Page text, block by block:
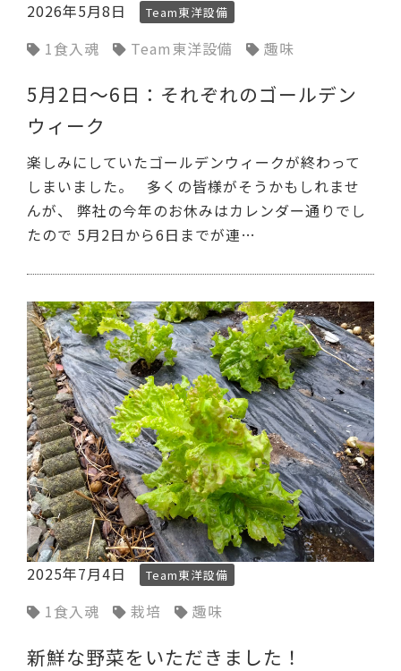
2026年5月8日 Team東洋設備
1食入魂 Team東洋設備 趣味
5月2日～6日：それぞれのゴールデン
ウィーク
楽しみにしていたゴールデンウィークが終わって
しまいました。 多くの皆様がそうかもしれませ
んが、 弊社の今年のお休みはカレンダー通りでし
たので 5月2日から6日までが連…
2025年7月4日 Team東洋設備
1食入魂 栽培 趣味
新鮮な野菜をいただきました！